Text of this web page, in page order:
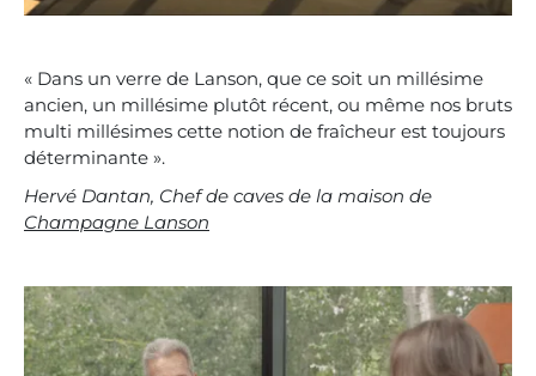
« Dans un verre de Lanson, que ce soit un millésime
ancien, un millésime plutôt récent, ou même nos bruts
multi millésimes cette notion de fraîcheur est toujours
déterminante ».
Hervé Dantan, Chef de caves de la maison de
Champagne Lanson